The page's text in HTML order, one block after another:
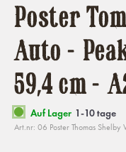
Poster
Auto -
59,4 cm -
Auf Lager 1-10 tage
Art.nr: 06 Poster Thomas Shelby